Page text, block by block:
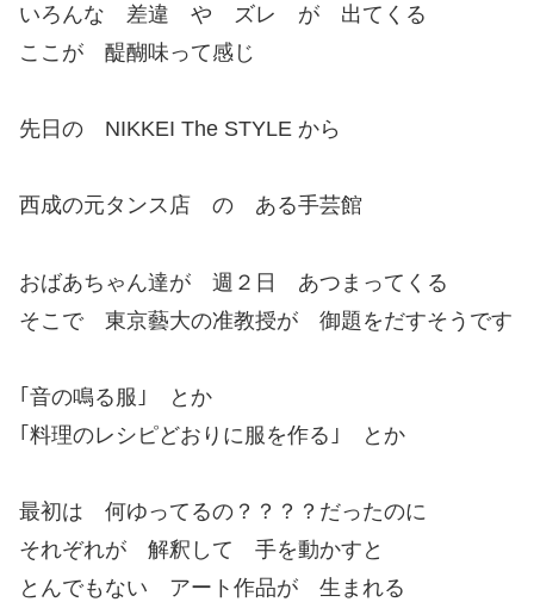
いろんな 差違 や ズレ が 出てくる
ここが 醍醐味って感じ
先日の NIKKEI The STYLE から
西成の元タンス店 の ある手芸館
おばあちゃん達が 週２日 あつまってくる
そこで 東京藝大の准教授が 御題をだすそうです
｢音の鳴る服｣ とか
｢料理のレシピどおりに服を作る｣ とか
最初は 何ゆってるの？？？？だったのに
それぞれが 解釈して 手を動かすと
とんでもない アート作品が 生まれる